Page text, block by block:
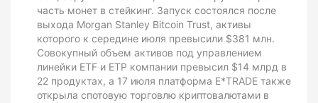
часть монет в стейкинг. Запуск состоялся после
выхода Morgan Stanley Bitcoin Trust, активы
которого к середине июля превысили $381 млн.
Совокупный объем активов под управлением
линейки ETF и ETP компании превысил $14 млрд в
22 продуктах, а 17 июля платформа E*TRADE также
открыла спотовую торговлю криптовалютами в